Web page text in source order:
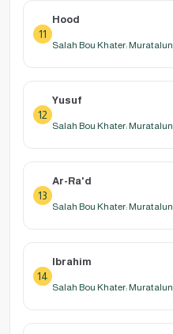
11
Hood
Salah Bou Khater: Muratalun
12
Yusuf
Salah Bou Khater: Muratalun
13
Ar-Ra'd
Salah Bou Khater: Muratalun
14
Ibrahim
Salah Bou Khater: Muratalun